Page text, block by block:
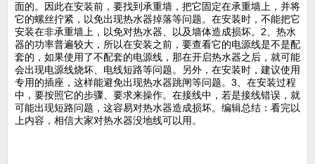
面的。因此在安装前，要找到承重墙，把它固定在承重墙上，并将
它的螺丝拧紧，以免出现热水器掉落等问题。在安装时，不能把它
安装在非承重墙上，以免对热水器、以及墙体造成损坏。2、热水
器的功率普遍较大，所以在安装之前，要查看它的电源线是不是配
套的，如果使用了不配套的电源线，那在开启热水器之后，就可能
会出现电源线烧坏、电线短路等问题。另外，在安装时，建议使用
专用的插座，这样能避免出现热水器跳闸等问题。3、在安装过程
中，要按照它的步骤、要求来操作。在接线中，若是接线错误，就
可能出现短路问题，这容易对热水器造成损坏。编辑总结：看完以
上内容，相信大家对热水器没地线可以用。